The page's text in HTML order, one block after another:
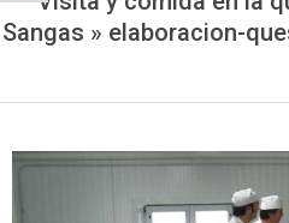
Sangas » elaboracion-